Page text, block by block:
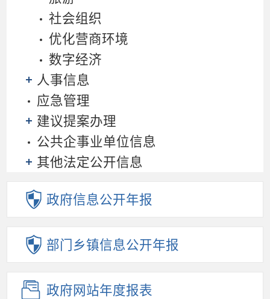
社会组织
优化营商环境
数字经济
人事信息
应急管理
建议提案办理
公共企事业单位信息
其他法定公开信息
政府信息公开年报
部门乡镇信息公开年报
政府网站年度报表